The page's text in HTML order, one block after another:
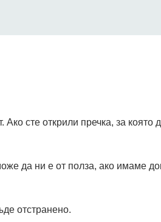
сте открили пречка, за която
да ни е от полза, ако имаме
отстранено.